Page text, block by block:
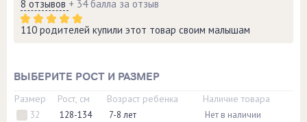
8 отзывов + 34 балла за отзыв
110 родителей купили этот товар своим малышам
ВЫБЕРИТЕ РОСТ И РАЗМЕР
Размер Рост, см Возраст ребенка Наличие товара
32 128-134 7-8 лет
Нет в наличии